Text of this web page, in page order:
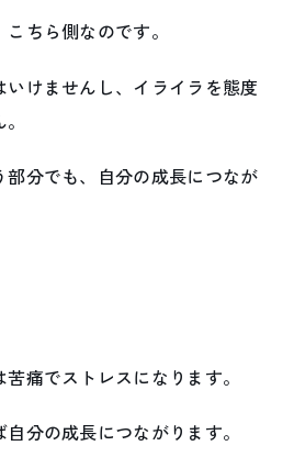
ちら側なのです。
けませんし、イライラを態度
部分でも、自分の成長につなが
痛でストレスになります。
分の成長につながります。